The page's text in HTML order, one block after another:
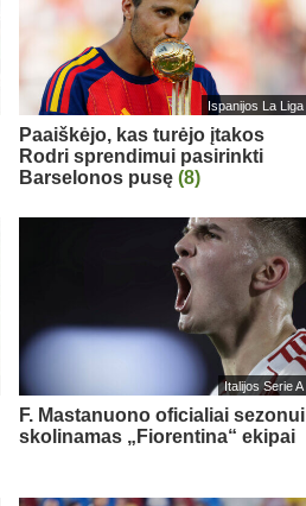
Ispanijos La Liga
Paaiškėjo, kas turėjo įtakos
Rodri sprendimui pasirinkti
Barselonos pusę (8)
Italijos Serie A
F. Mastanuono oficialiai sezonui
skolinamas „Fiorentina“ ekipai